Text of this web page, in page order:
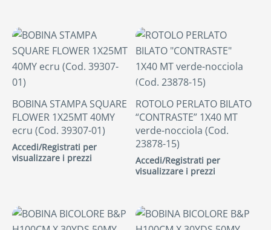
BOBINA STAMPA SQUARE
FLOWER 1X25MT 40MY
ecru (Cod. 39307-01)
Accedi/Registrati per
visualizzare i prezzi
ROTOLO PERLATO BILATO
“CONTRASTE” 1X40 MT
verde-nocciola (Cod.
23878-15)
Accedi/Registrati per
visualizzare i prezzi